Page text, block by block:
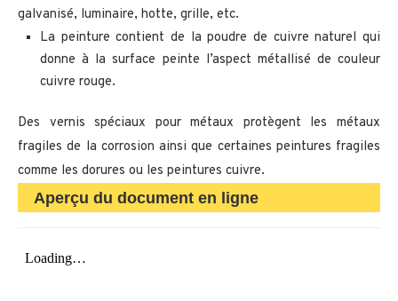
galvanisé, luminaire, hotte, grille, etc.
La peinture contient de la poudre de cuivre naturel qui
donne à la surface peinte l’aspect métallisé de couleur
cuivre rouge.
Des vernis spéciaux pour métaux protègent les métaux
fragiles de la corrosion ainsi que certaines peintures fragiles
comme les dorures ou les peintures cuivre.
Aperçu du document en ligne